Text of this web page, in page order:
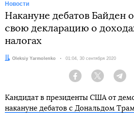
Новости
Накануне дебатов Байден
свою декларацию о
налогах
Автор:
Oleksiy Yarmolenko Дата:
01:04, 30 сентября 2020
Facebook Twitter
Кандидат в президенты США от
накануне дебатов с Дональдом